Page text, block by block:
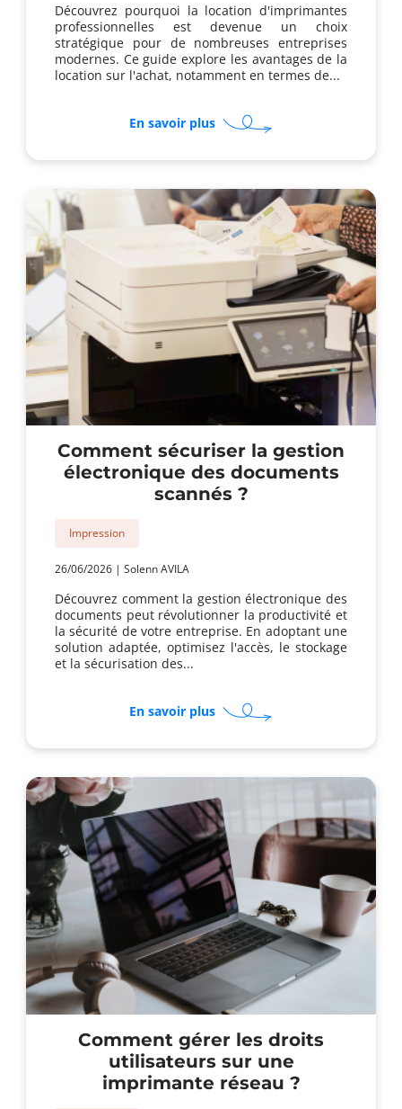
Découvrez pourquoi la location d'imprimantes
professionnelles est devenue un choix
stratégique pour de nombreuses entreprises
modernes. Ce guide explore les avantages de la
location sur l'achat, notamment en termes de...
En savoir plussur
Pourquoi
et
imprimante
en
location
Comment sécuriser la gestion
électronique des documents
scannés ?
Impression
26/06/2026 | Solenn AVILA
Découvrez comment la gestion électronique des
documents peut révolutionner la productivité et
la sécurité de votre entreprise. En adoptant une
solution adaptée, optimisez l'accès, le stockage
et la sécurisation des...
En savoir plussur
Comment
gestion
des
documents
scannés
?
Comment gérer les droits
utilisateurs sur une
imprimante réseau ?